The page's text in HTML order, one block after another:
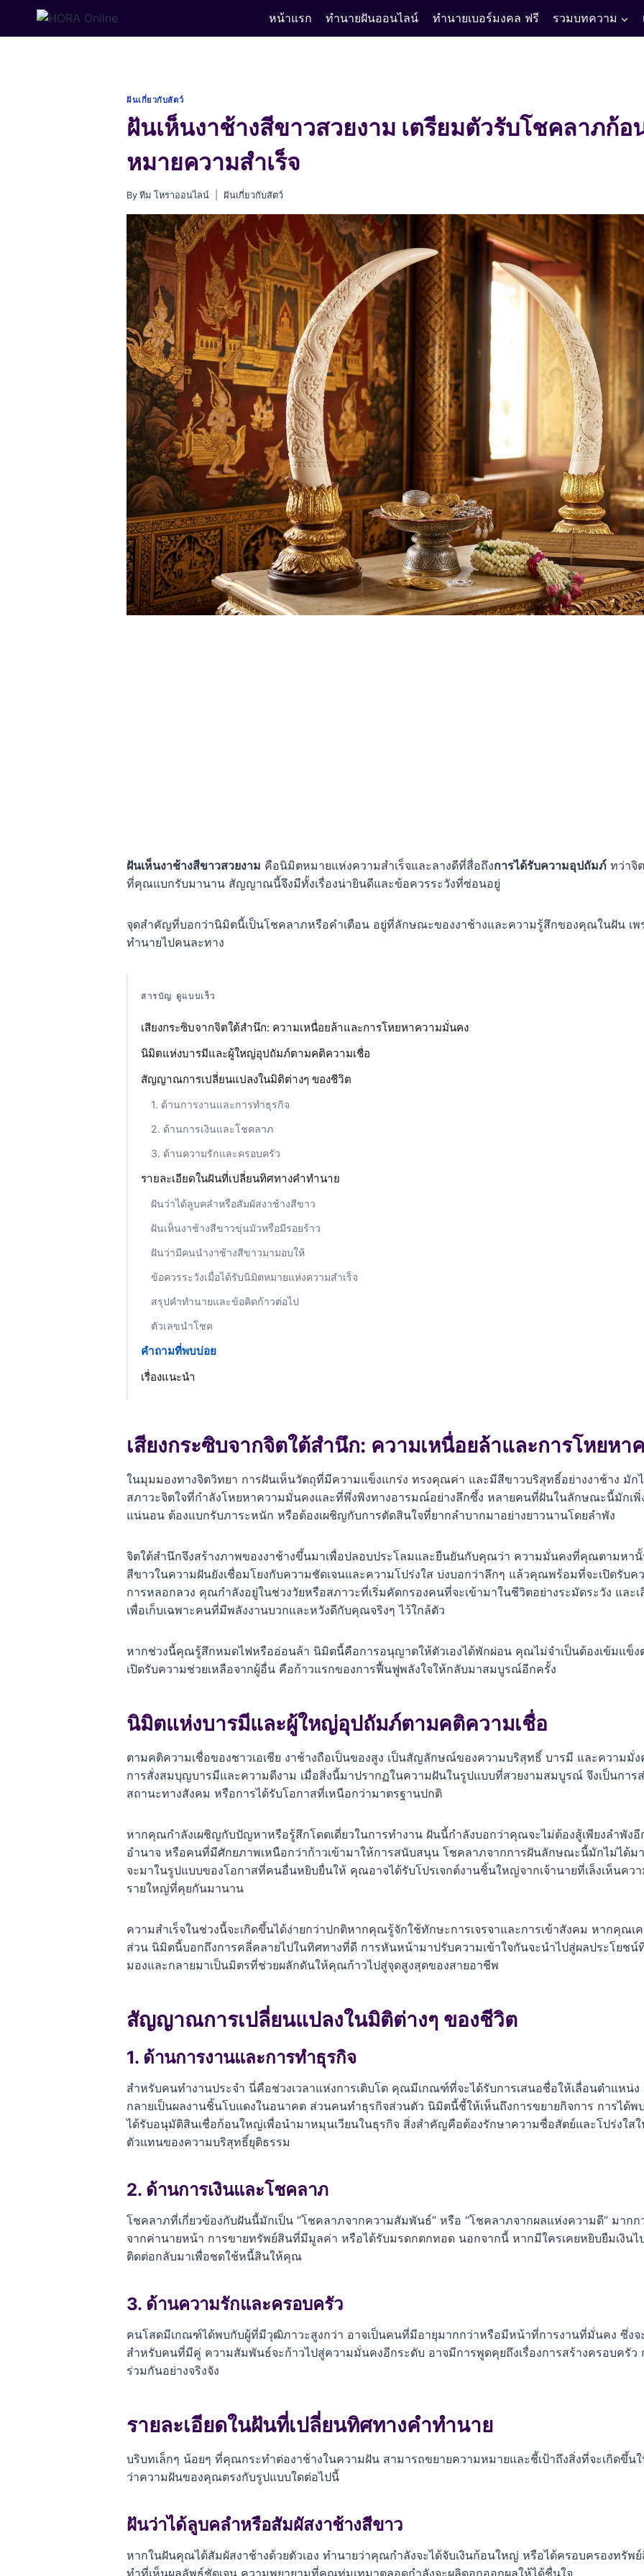
หน้าแรก ทำนายฝันออนไลน์ ทำนายเบอร์มงคล ฟรี รวมบทความ
ฝันเกี่ยวกับสัตว์
ฝันเห็นงาช้างสีขาวสวยงาม เตรียมตัวรับโชคลาภก้
หมายความสำเร็จ
By ทีม โหราออนไลน์ ฝันเกี่ยวกับสัตว์
ฝันเห็นงาช้างสีขาวสวยงาม คือนิมิตหมายแห่งความสำเร็จและลางดีที่สื่อถึงการได้รับความอุปถัมภ์ ทว่าจิ
ที่คุณแบกรับมานาน สัญญาณนี้จึงมีทั้งเรื่องน่ายินดีและข้อควรระวังที่ซ่อนอยู่
จุดสำคัญที่บอกว่านิมิตนี้เป็นโชคลาภหรือคำเตือน อยู่ที่ลักษณะของงาช้างและความรู้สึกของคุณในฝัน เพ
ทำนายไปคนละทาง
สารบัญ ดูแบบเร็ว
เสียงกระซิบจากจิตใต้สำนึก: ความเหนื่อยล้าและการโหยหาความมั่นคง
นิมิตแห่งบารมีและผู้ใหญ่อุปถัมภ์ตามคติความเชื่อ
สัญญาณการเปลี่ยนแปลงในมิติต่างๆ ของชีวิต
1. ด้านการงานและการทำธุรกิจ
2. ด้านการเงินและโชคลาภ
3. ด้านความรักและครอบครัว
รายละเอียดในฝันที่เปลี่ยนทิศทางคำทำนาย
ฝันว่าได้ลูบคลำหรือสัมผัสงาช้างสีขาว
ฝันเห็นงาช้างสีขาวขุ่นมัวหรือมีรอยร้าว
ฝันว่ามีคนนำงาช้างสีขาวมามอบให้
ข้อควรระวังเมื่อได้รับนิมิตหมายแห่งความสำเร็จ
สรุปคำทำนายและข้อคิดก้าวต่อไป
ตัวเลขนำโชค
คำถามที่พบบ่อย
เรื่องแนะนำ
เสียงกระซิบจากจิตใต้สำนึก: ความเหนื่อยล้าและการโหยหา
ในมุมมองทางจิตวิทยา การฝันเห็นวัตถุที่มีความแข็งแกร่ง ทรงคุณค่า และมีสีขาวบริสุทธิ์อย่างงาช้าง มัก
สภาวะจิตใจที่กำลังโหยหาความมั่นคงและที่พึ่งพิงทางอารมณ์อย่างลึกซึ้ง หลายคนที่ฝันในลักษณะนี้มักเพิ่
แน่นอน ต้องแบกรับภาระหนัก หรือต้องเผชิญกับการตัดสินใจที่ยากลำบากมาอย่างยาวนานโดยลำพัง
จิตใต้สำนึกจึงสร้างภาพของงาช้างขึ้นมาเพื่อปลอบประโลมและยืนยันกับคุณว่า ความมั่นคงที่คุณตามหา
สีขาวในความฝันยังเชื่อมโยงกับความชัดเจนและความโปร่งใส บ่งบอกว่าลึกๆ แล้วคุณพร้อมที่จะเปิดรับ
การหลอกลวง คุณกำลังอยู่ในช่วงวัยหรือสภาวะที่เริ่มคัดกรองคนที่จะเข้ามาในชีวิตอย่างระมัดระวัง และ
เพื่อเก็บเฉพาะคนที่มีพลังงานบวกและหวังดีกับคุณจริงๆ ไว้ใกล้ตัว
หากช่วงนี้คุณรู้สึกหมดไฟหรืออ่อนล้า นิมิตนี้คือการอนุญาตให้ตัวเองได้พักผ่อน คุณไม่จำเป็นต้องเข้มแข็ง
เปิดรับความช่วยเหลือจากผู้อื่น คือก้าวแรกของการฟื้นฟูพลังใจให้กลับมาสมบูรณ์อีกครั้ง
นิมิตแห่งบารมีและผู้ใหญ่อุปถัมภ์ตามคติความเชื่อ
ตามคติความเชื่อของชาวเอเชีย งาช้างถือเป็นของสูง เป็นสัญลักษณ์ของความบริสุทธิ์ บารมี และความมั่ง
การสั่งสมบุญบารมีและความดีงาม เมื่อสิ่งนี้มาปรากฏในความฝันในรูปแบบที่สวยงามสมบูรณ์ จึงเป็นกา
สถานะทางสังคม หรือการได้รับโอกาสที่เหนือกว่ามาตรฐานปกติ
หากคุณกำลังเผชิญกับปัญหาหรือรู้สึกโดดเดี่ยวในการทำงาน ฝันนี้กำลังบอกว่าคุณจะไม่ต้องสู้เพียงลำพัง
อำนาจ หรือคนที่มีศักยภาพเหนือกว่าก้าวเข้ามาให้การสนับสนุน โชคลาภจากการฝันลักษณะนี้มักไม่ได้มา
จะมาในรูปแบบของโอกาสที่คนอื่นหยิบยื่นให้ คุณอาจได้รับโปรเจกต์งานชิ้นใหญ่จากเจ้านายที่เล็งเห็นค
รายใหญ่ที่คุยกันมานาน
ความสำเร็จในช่วงนี้จะเกิดขึ้นได้ง่ายกว่าปกติหากคุณรู้จักใช้ทักษะการเจรจาและการเข้าสังคม หากคุณเ
ส่วน นิมิตนี้บอกถึงการคลี่คลายไปในทิศทางที่ดี การหันหน้ามาปรับความเข้าใจกันจะนำไปสู่ผลประโยชน์
มองและกลายมาเป็นมิตรที่ช่วยผลักดันให้คุณก้าวไปสู่จุดสูงสุดของสายอาชีพ
สัญญาณการเปลี่ยนแปลงในมิติต่างๆ ของชีวิต
1. ด้านการงานและการทำธุรกิจ
สำหรับคนทำงานประจำ นี่คือช่วงเวลาแห่งการเติบโต คุณมีเกณฑ์ที่จะได้รับการเสนอชื่อให้เลื่อนตำแหน่
กลายเป็นผลงานชิ้นโบแดงในอนาคต ส่วนคนทำธุรกิจส่วนตัว นิมิตนี้ชี้ให้เห็นถึงการขยายกิจการ การได้
ได้รับอนุมัติสินเชื่อก้อนใหญ่เพื่อนำมาหมุนเวียนในธุรกิจ สิ่งสำคัญคือต้องรักษาความซื่อสัตย์และโปร่งใสใ
ตัวแทนของความบริสุทธิ์ยุติธรรม
2. ด้านการเงินและโชคลาภ
โชคลาภที่เกี่ยวข้องกับฝันนี้มักเป็น “โชคลาภจากความสัมพันธ์” หรือ “โชคลาภจากผลแห่งความดี” มา
จากค่านายหน้า การขายทรัพย์สินที่มีมูลค่า หรือได้รับมรดกตกทอด นอกจากนี้ หากมีใครเคยหยิบยืมเงินไ
ติดต่อกลับมาเพื่อชดใช้หนี้สินให้คุณ
3. ด้านความรักและครอบครัว
คนโสดมีเกณฑ์ได้พบกับผู้ที่มีวุฒิภาวะสูงกว่า อาจเป็นคนที่มีอายุมากกว่าหรือมีหน้าที่การงานที่มั่นคง ซึ่งจ
สำหรับคนที่มีคู่ ความสัมพันธ์จะก้าวไปสู่ความมั่นคงอีกระดับ อาจมีการพูดคุยถึงเรื่องการสร้างครอบครั
ร่วมกันอย่างจริงจัง
รายละเอียดในฝันที่เปลี่ยนทิศทางคำทำนาย
บริบทเล็กๆ น้อยๆ ที่คุณกระทำต่องาช้างในความฝัน สามารถขยายความหมายและชี้เป้าถึงสิ่งที่จะเกิดขึ้น
ว่าความฝันของคุณตรงกับรูปแบบใดต่อไปนี้
ฝันว่าได้ลูบคลำหรือสัมผัสงาช้างสีขาว
หากในฝันคุณได้สัมผัสงาช้างด้วยตัวเอง ทำนายว่าคุณกำลังจะได้จับเงินก้อนใหญ่ หรือได้ครอบครองทรั